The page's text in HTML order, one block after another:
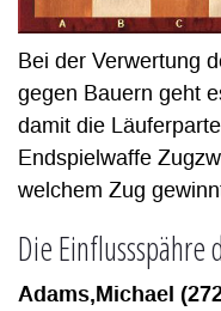
Bei der Verwertung
gegen Bauern geht
damit die
Endspielwaffe
welchem Zug
Die Einflussspähre
Adams,Michael